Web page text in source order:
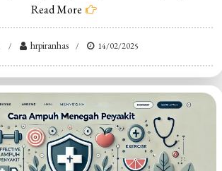
Read More
Meningkatkan
Kesehatan
Fisik
dan
Mental
hrpiranhas 14/02/2025